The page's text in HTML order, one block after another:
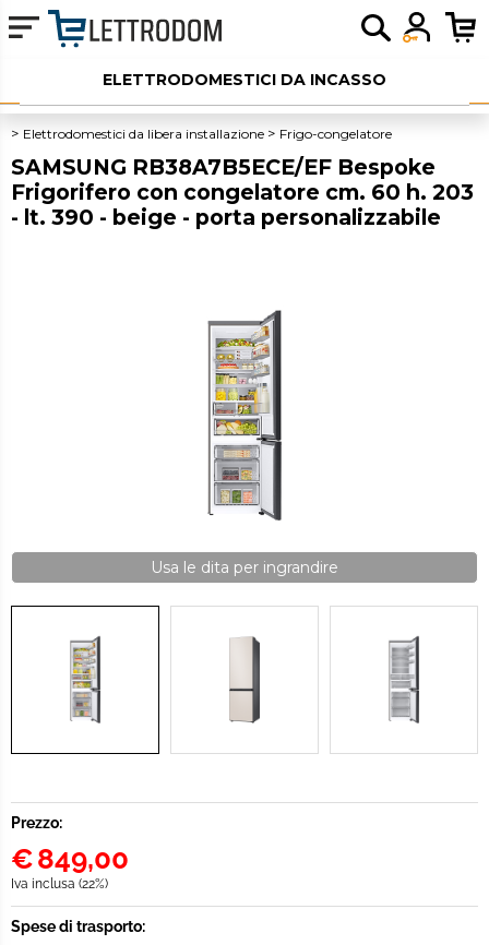
ELETTRODOMESTICI DA INCASSO
ELETTRODOMESTICI LIBERA INSTALLAZIONE
PICCOLI ELETTRODOMESTICI
AUDIO
OUTLET
Elettrodomestici da libera installazione Frigo-congelatore
SAMSUNG RB38A7B5ECE/EF Bespoke
Frigorifero con congelatore cm. 60 h. 203
- lt. 390 - beige - porta personalizzabile
Usa le dita per ingrandire
Prezzo:
€849,00
Iva inclusa (22%)
Spese di trasporto: